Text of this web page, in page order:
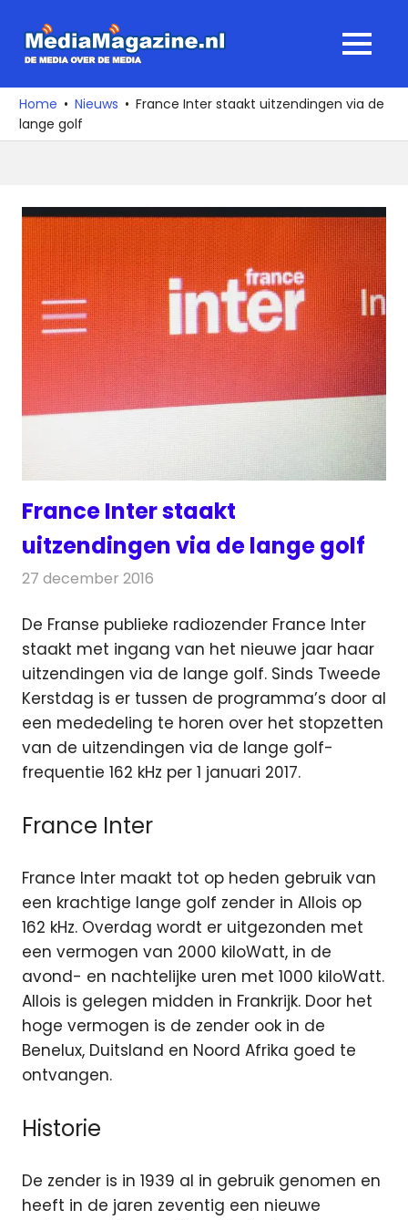
naar
media
over
de
MENU
Home Nieuws
France Inter staakt uitzendingen via de
lange golf
France Inter staakt
uitzendingen via de lange golf
27 december 2016
De Franse publieke radiozender France Inter
staakt met ingang van het nieuwe jaar haar
uitzendingen via de lange golf. Sinds Tweede
Kerstdag is er tussen de programma’s door al
een mededeling te horen over het stopzetten
van de uitzendingen via de lange golf-
frequentie 162 kHz per 1 januari 2017.
France Inter
France Inter maakt tot op heden gebruik van
een krachtige lange golf zender in Allois op
162 kHz. Overdag wordt er uitgezonden met
een vermogen van 2000 kiloWatt, in de
avond- en nachtelijke uren met 1000 kiloWatt.
Allois is gelegen midden in Frankrijk. Door het
hoge vermogen is de zender ook in de
Benelux, Duitsland en Noord Afrika goed te
ontvangen.
Historie
De zender is in 1939 al in gebruik genomen en
heeft in de jaren zeventig een nieuwe